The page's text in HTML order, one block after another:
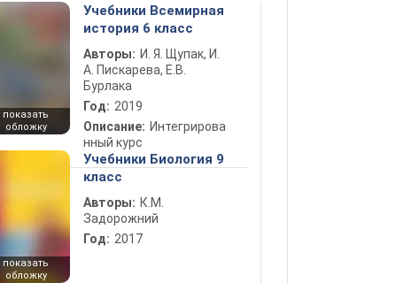
показать
обложку
Учебники Всемирная
история 6 класс
Авторы: И. Я. Щупак, И.
А. Пискарева, Е.В.
Бурлака
Год: 2019
Описание: Интегрирова
нный курс
показать
обложку
Учебники Биология 9
класс
Авторы: К.М.
Задорожний
Год: 2017